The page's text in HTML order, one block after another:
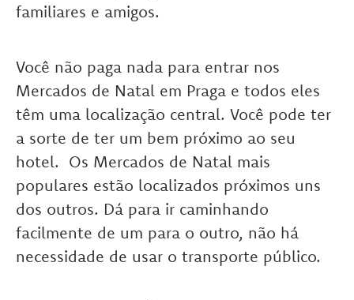
familiares e amigos.
Você não paga nada para entrar nos
Mercados de Natal em Praga e todos eles
têm uma localização central. Você pode ter
a sorte de ter um bem próximo ao seu
hotel. Os Mercados de Natal mais
populares estão localizados próximos uns
dos outros. Dá para ir caminhando
facilmente de um para o outro, não há
necessidade de usar o transporte público.